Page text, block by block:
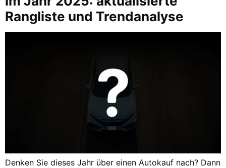
Rangliste und Trendanalyse
Denken Sie dieses Jahr über einen Autokauf nach? Dann